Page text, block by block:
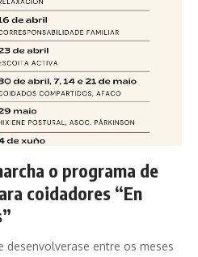
o programa de
coidadores “En
desenvolverase entre os meses